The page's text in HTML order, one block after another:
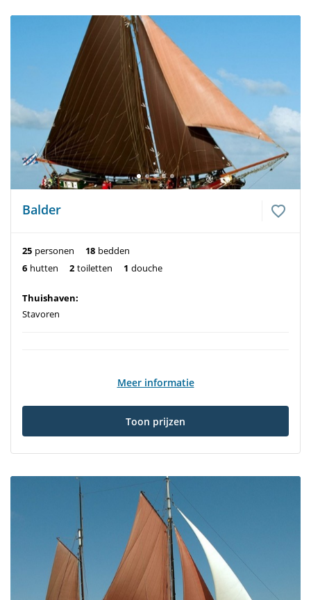
Balder
25 personen 18 bedden
6 hutten 2 toiletten 1 douche
Thuishaven:
Stavoren
Meer informatie
Toon prijzen